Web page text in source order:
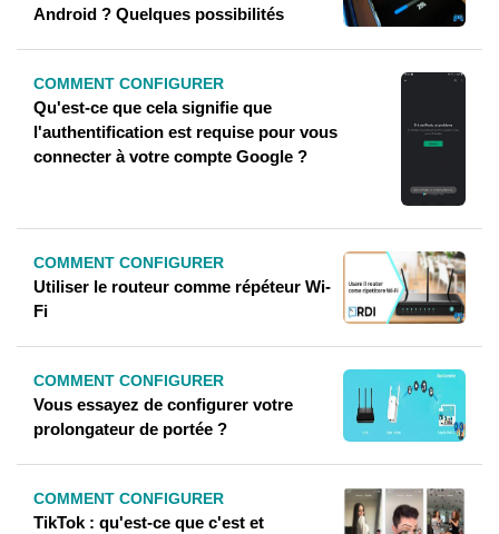
Android ? Quelques possibilités
COMMENT CONFIGURER
Qu'est-ce que cela signifie que
l'authentification est requise pour vous
connecter à votre compte Google ?
COMMENT CONFIGURER
Utiliser le routeur comme répéteur Wi-
Fi
COMMENT CONFIGURER
Vous essayez de configurer votre
prolongateur de portée ?
COMMENT CONFIGURER
TikTok : qu'est-ce que c'est et